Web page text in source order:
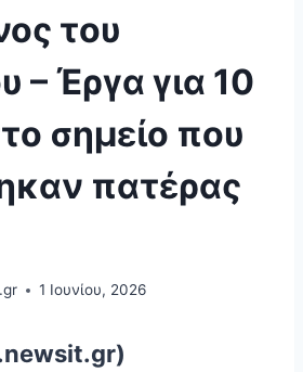
του
– Έργα για 10
σημείο που
πατέρας
1 Ιουνίου, 2026